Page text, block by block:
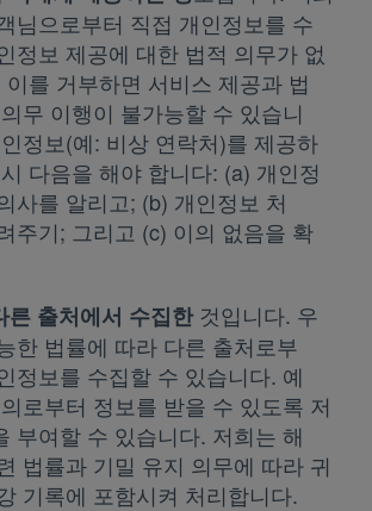
님으로부터 직접 개인정보를 수
정보 제공에 대한 법적 의무가 없
를 거부하면 서비스 제공과 법
무 이행이 불가능할 수 있습니
정보(예: 비상 연락처)를 제공하
다음을 해야 합니다: (a) 개인정
사를 알리고; (b) 개인정보 처
주기; 그리고 (c) 이의 없음을 확
른 출처에서 수집한것입니다. 우
한 법률에 따라 다른 출처로부
정보를 수집할 수 있습니다. 예
로부터 정보를 받을 수 있도록 저
부여할 수 있습니다. 저희는 해
법률과 기밀 유지 의무에 따라 귀
기록에 포함시켜 처리합니다.